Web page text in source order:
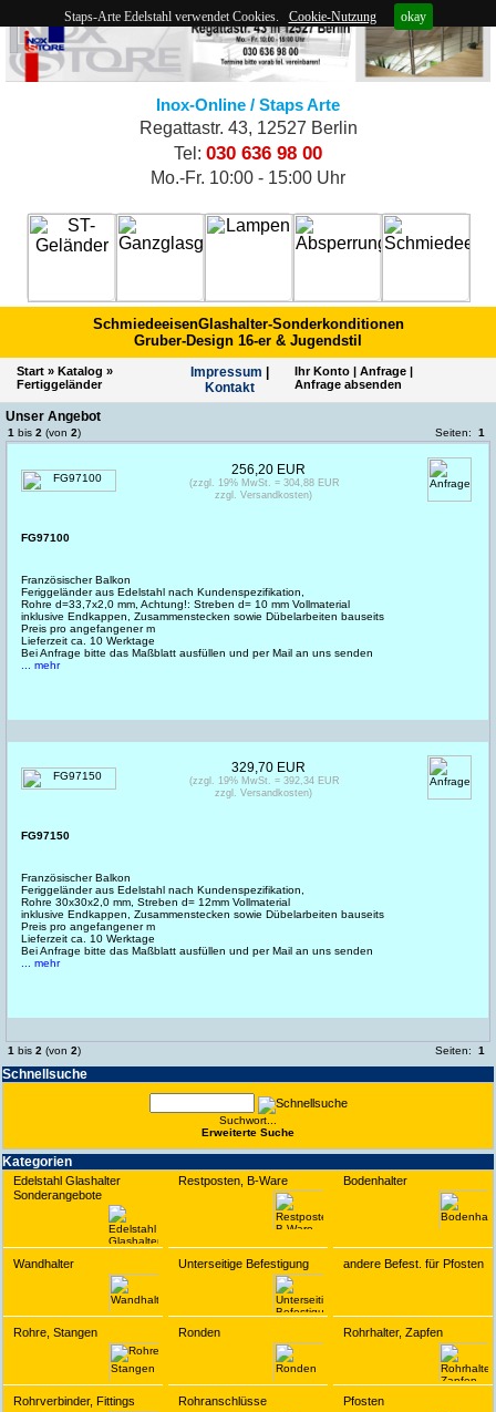
Staps-Arte Edelstahl verwendet Cookies. Cookie-Nutzung okay
Inox-Online / Staps Arte
Regattastr. 43, 12527 Berlin
Tel: 030 636 98 00
Mo.-Fr. 10:00 - 15:00 Uhr
SchmiedeeisenGlashalter-Sonderkonditionen
Gruber-Design 16-er & Jugendstil
Start » Katalog »
Fertiggeländer
Impres­sum
Kontakt
Ihr Konto| Anfrage|
Anfrage absenden
Schnell­suche
Suchwort...
Erwei­terte Suche
Kate­gorien
Edelstahl Glashalter
Sonderangebote
Restposten, B-Ware Bodenhalter
Wandhalter Unterseitige Befestigung andere Befest. für Pfosten
Rohre, Stangen Ronden Rohrhalter, Zapfen
Rohrverbinder, Fittings Rohranschlüsse Pfosten
Unser Angebot
1 bis 2 (von 2) Seiten: 1
FG97100
Französischer Balkon
Feriggeländer aus Edelstahl nach Kundenspezifikation,
Rohre d=33,7x2,0 mm, Achtung!: Streben d= 10 mm Vollmaterial
inklusive Endkappen, Zusammenstecken sowie Dübelarbeiten bauseits
Preis pro angefangener m
Lieferzeit ca. 10 Werktage
Bei Anfrage bitte das Maßblatt ausfüllen und per Mail an uns senden
... mehr
256,20 EUR
(zzgl. 19% MwSt. = 304,88 EUR
zzgl. Versandkosten)
FG97150
Französischer Balkon
Feriggeländer aus Edelstahl nach Kundenspezifikation,
Rohre 30x30x2,0 mm, Streben d= 12mm Vollmaterial
inklusive Endkappen, Zusammenstecken sowie Dübelarbeiten bauseits
Preis pro angefangener m
Lieferzeit ca. 10 Werktage
Bei Anfrage bitte das Maßblatt ausfüllen und per Mail an uns senden
... mehr
329,70 EUR
(zzgl. 19% MwSt. = 392,34 EUR
zzgl. Versandkosten)
1 bis 2 (von 2) Seiten: 1